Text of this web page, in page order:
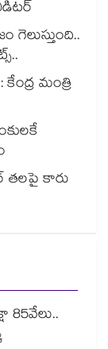
గెలుస్తుంది..
మంత్రి
తలపై కారు
85వేలు..